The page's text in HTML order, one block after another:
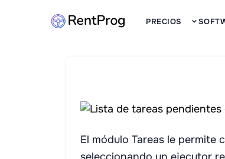
PRECIOS
El módulo Tareas le permite